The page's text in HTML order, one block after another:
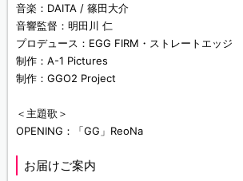
音楽：DAITA / 篠田大介
音響監督：明田川 仁
プロデュース：EGG FIRM・ストレートエッジ
制作：A-1 Pictures
制作：GGO2 Project
＜主題歌＞
OPENING：「GG」ReoNa
お届けご案内